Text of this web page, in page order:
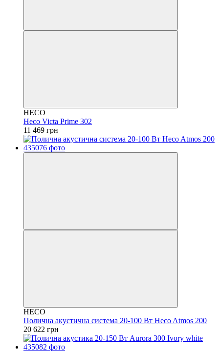
HECO
Heco Victa Prime 302
11 469 грн
HECO
Полична акустична система 20-100 Вт Heco Atmos 200
20 622 грн